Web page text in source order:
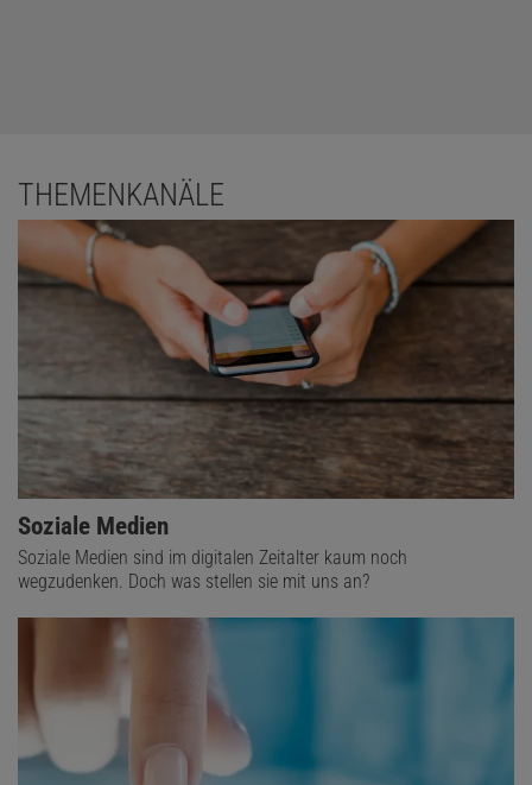
THEMENKANÄLE
Soziale Medien
Soziale Medien sind im digitalen Zeitalter kaum noch
wegzudenken. Doch was stellen sie mit uns an?